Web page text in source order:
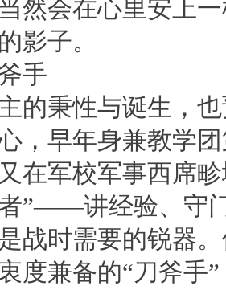
然会在心里安上
影子。
手
的秉性与诞生，
，早年身兼教学
在军校军事西席
”——讲经验、守
战时需要的锐器
度兼备的“刀斧手